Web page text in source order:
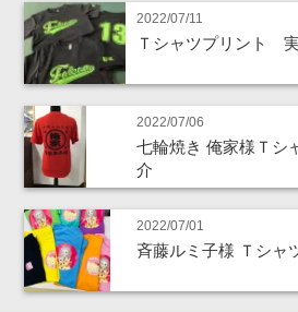
2022/07/11
Ｔシャツプリント
2022/07/06
七輪焼き 俺家様Ｔ
介
2022/07/01
斉藤ルミ子様 Ｔシャ